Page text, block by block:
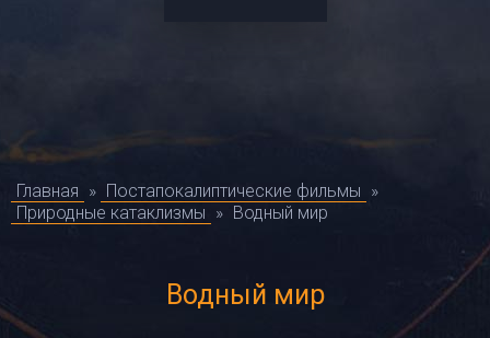
Главная » Постапокалиптические фильмы »
Природные катаклизмы » Водный мир
Водный мир